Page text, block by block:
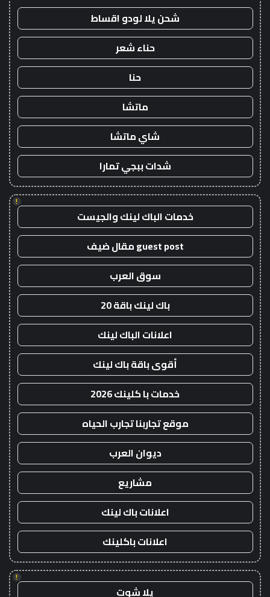
شحن يلا لودو اقساط
حناء شعر
حنا
ماتشا
شاي ماتشا
شدات ببجي تمارا
!
خدمات الباك لينك والجيست
guest post مقال ضيف
سوق العرب
باك لينك باقة 20
اعلانات الباك لينك
أقوى باقة باك لينك
خدمات با كلينك 2026
موقع تجاربنا تجارب الحياه
ديوان العرب
مشاريع
اعلانات باك لينك
اعلانات باكلينك
!
يلا شوت